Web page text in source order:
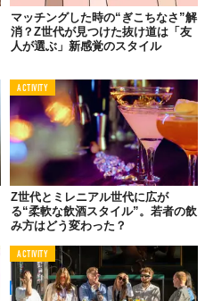
マッチングした時の“ぎこちなさ”解
消？Z世代が見つけた抜け道は「友
人が選ぶ」新感覚のスタイル
ACTIVITY
Z世代とミレニアル世代に広が
る“柔軟な飲酒スタイル”。若者の飲
み方はどう変わった？
ACTIVITY